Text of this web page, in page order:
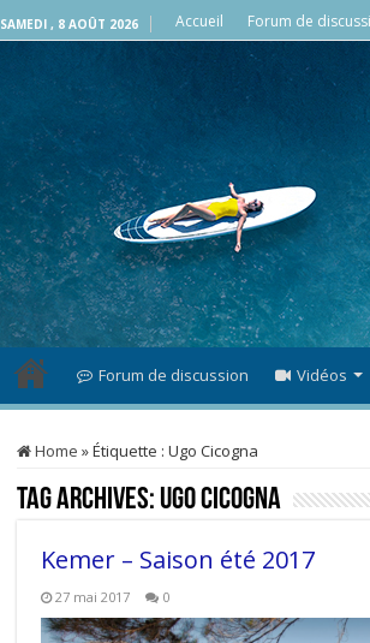
SAMEDI , 8 AOÛT 2026 Accueil Forum de
Forum de discussion Vidéos
Home »Étiquette : Ugo Cicogna
Tag Archives: Ugo Cicogna
Kemer – Saison été 2017
27 mai 2017 0